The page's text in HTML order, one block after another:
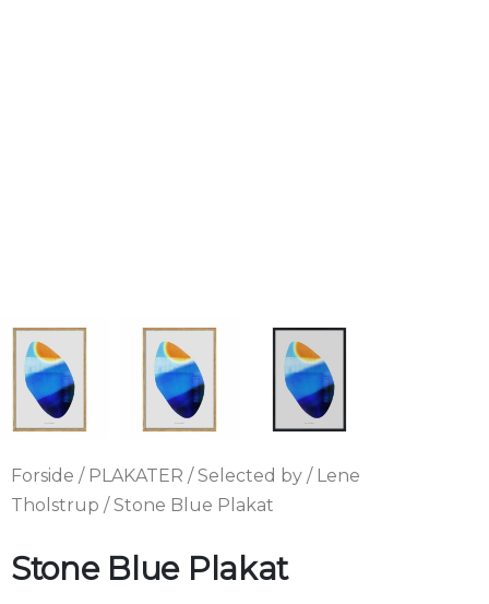
Forside / PLAKATER /Selected by / Lene
Tholstrup / Stone Blue Plakat
Stone Blue Plakat